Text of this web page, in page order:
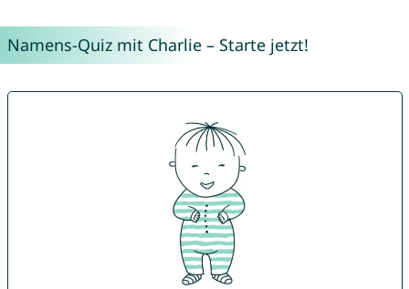
Namens-Quiz mit Charlie – Starte jetzt!